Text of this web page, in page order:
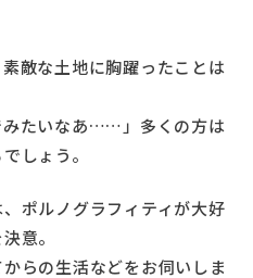
敵な土地に胸躍ったことは
みたいなあ……」多くの方は
しょう。
ポルノグラフィティが大好
意。
らの生活などをお伺いしま